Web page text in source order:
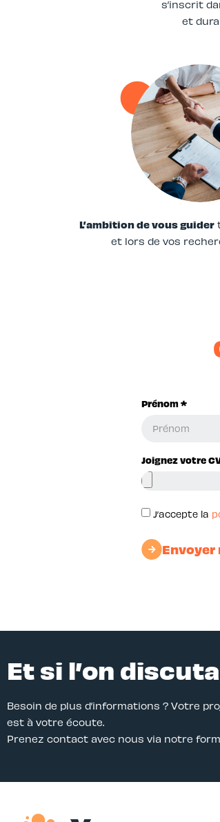
s’inscrit
et
L’ambition de vous guider
et lors de vos
Prénom *
Joignez votre
J’accepte la
Envoyer
Et si l’on
Besoin de plus d’informations ? Votre
est à votre écoute.
Prenez contact avec nous via notre